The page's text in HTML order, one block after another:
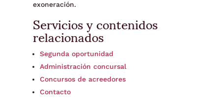
exoneración.
Servicios y contenidos
relacionados
Segunda oportunidad
Administración concursal
Concursos de acreedores
Contacto